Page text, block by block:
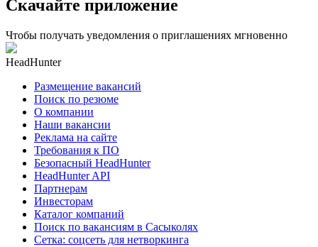
Скачайте приложение
Чтобы получать уведомления о приглашениях мгновенно
HeadHunter
Размещение вакансий
Поиск по резюме
О компании
Наши вакансии
Реклама на сайте
Требования к ПО
Безопасный HeadHunter
HeadHunter API
Партнерам
Инвесторам
Каталог компаний
Поиск по вакансиям в Сасыколях
Сетка: соцсеть для нетворкинга